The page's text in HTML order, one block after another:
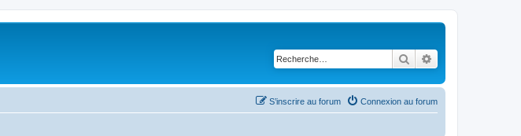
Rechercher
Connexion au forum
S’inscrire au forum